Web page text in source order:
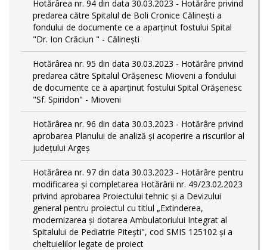
Hotărârea nr. 94 din data 30.03.2023 - Hotărâre privind
predarea către Spitalul de Boli Cronice Călinești a
fondului de documente ce a aparținut fostului Spital
"Dr. Ion Crăciun " - Călinești
Hotărârea nr. 95 din data 30.03.2023 - Hotărâre privind
predarea către Spitalul Orășenesc Mioveni a fondului
de documente ce a aparținut fostului Spital Orășenesc
"Sf. Spiridon" - Mioveni
Hotărârea nr. 96 din data 30.03.2023 - Hotărâre privind
aprobarea Planului de analiză și acoperire a riscurilor al
județului Argeș
Hotărârea nr. 97 din data 30.03.2023 - Hotărâre pentru
modificarea și completarea Hotărârii nr. 49/23.02.2023
privind aprobarea Proiectului tehnic și a Devizului
general pentru proiectul cu titlul „Extinderea,
modernizarea și dotarea Ambulatoriului Integrat al
Spitalului de Pediatrie Pitești", cod SMIS 125102 și a
cheltuielilor legate de proiect